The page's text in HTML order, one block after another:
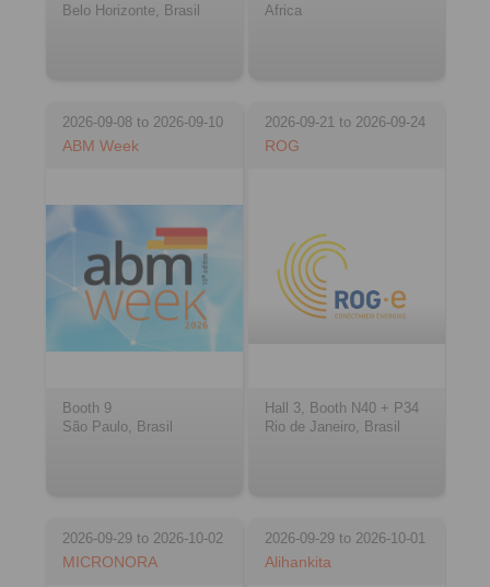
Belo Horizonte, Brasil
Africa
2026-09-08 to 2026-09-10
ABM Week
Booth 9
São Paulo, Brasil
2026-09-21 to 2026-09-24
ROG
Hall 3, Booth N40 + P34
Rio de Janeiro, Brasil
2026-09-29 to 2026-10-02
MICRONORA
2026-09-29 to 2026-10-01
Alihankita